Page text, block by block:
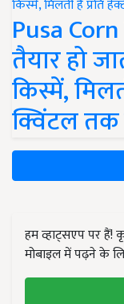
Pusa
तैयार हो
किस्में,
क्विंटल तक
हम व्हाट्सएप पर
मोबाइल में पढ़ने के